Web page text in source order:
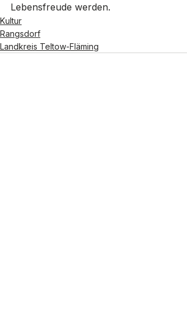
Lebensfreude werden.
Kultur
Rangsdorf
Landkreis Teltow-Fläming